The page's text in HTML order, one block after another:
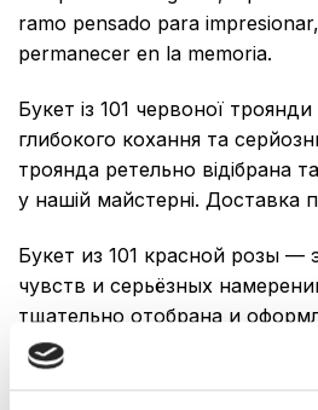
ramo pensado para
permanecer en la memoria.
Букет із 101 червоної
глибокого кохання та
троянда ретельно відібрана
у нашій майстерні. Доставка
Букет из 101 красной розы —
чувств и серьёзных
тщательно отобрана и
нашей мастерской. Доставка